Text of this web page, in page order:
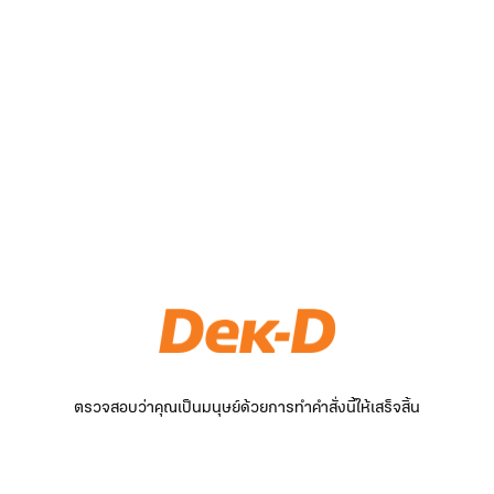
ตรวจสอบว่าคุณเป็นมนุษย์ด้วยการทำคำสั่งนี้ให้เสร็จสิ้น